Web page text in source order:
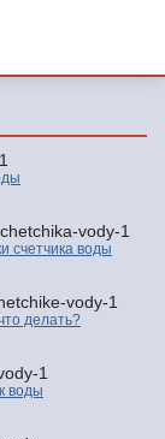
счетчика воды
делать?
воды